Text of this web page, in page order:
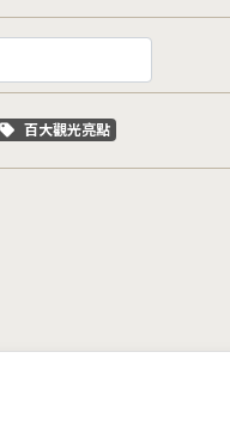
關鍵字標籤
百大觀光亮點